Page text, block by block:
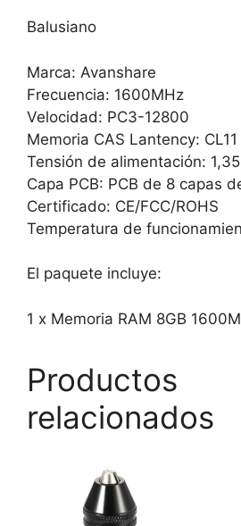
Balusiano
Marca: Avanshare
Frecuencia: 1600MHz
Velocidad: PC3-12800
Memoria CAS Lantency: CL11
Tensión de alimentación:
Capa PCB: PCB de 8 capas
Certificado: CE/FCC/ROHS
Temperatura de
El paquete incluye:
1 x Memoria RAM 8GB
Productos
relacionados